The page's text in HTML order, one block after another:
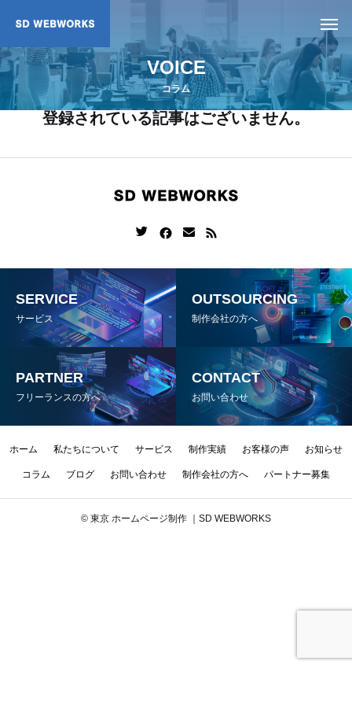
VOICE
コラム
登録されている記事はございません。
SERVICE
サービス
OUTSOURCING
制作会社の方へ
PARTNER
フリーランスの方へ
CONTACT
お問い合わせ
ホーム 私たちについて サービス 制作実績 お客様の声 お知らせ
コラム ブログ お問い合わせ 制作会社の方へ パートナー募集
© 東京 ホームページ制作 ｜SD WEBWORKS